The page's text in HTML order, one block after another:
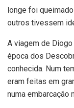
longe foi
outros tivessem
A viagem de
época dos
conhecida. Num
eram feitas em
numa embarcação